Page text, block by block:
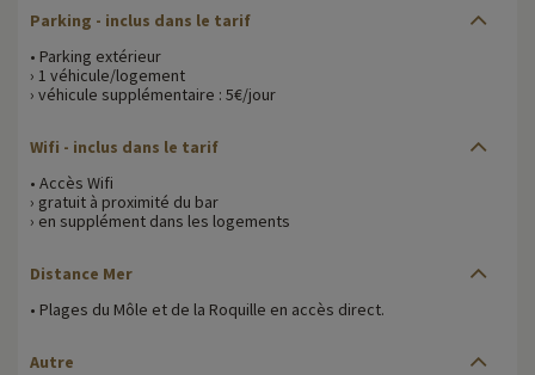
Parking - inclus dans le tarif
• Parking extérieur
› 1 véhicule/logement
› véhicule supplémentaire : 5€/jour
Wifi - inclus dans le tarif
• Accès Wifi
› gratuit à proximité du bar
› en supplément dans les logements
Distance Mer
• Plages du Môle et de la Roquille en accès direct.
Autre